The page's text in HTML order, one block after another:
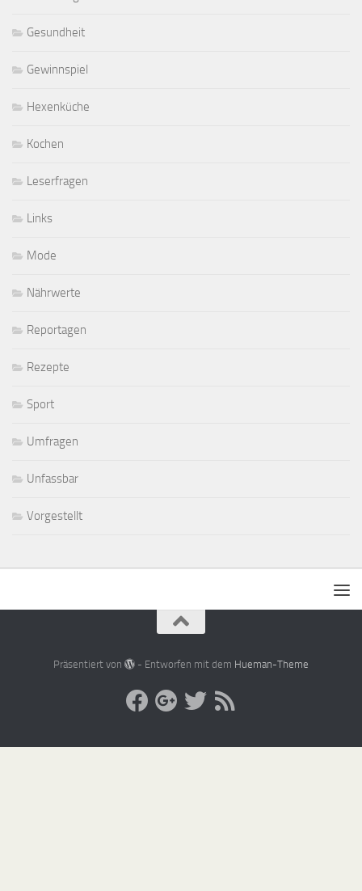
Gesundheit
Gewinnspiel
Hexenküche
Kochen
Leserfragen
Links
Mode
Nährwerte
Reportagen
Rezepte
Sport
Umfragen
Unfassbar
Vorgestellt
Präsentiert von - Entworfen mit dem Hueman-Theme